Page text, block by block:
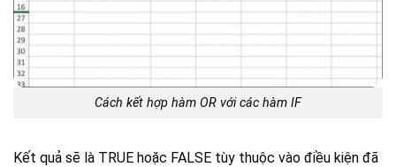
Cách kết hợp hàm OR với các hàm IF
Kết quả sẽ là TRUE hoặc FALSE tùy thuộc vào điều kiện đã